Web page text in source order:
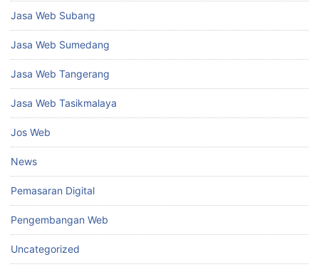
Jasa Web Subang
Jasa Web Sumedang
Jasa Web Tangerang
Jasa Web Tasikmalaya
Jos Web
News
Pemasaran Digital
Pengembangan Web
Uncategorized